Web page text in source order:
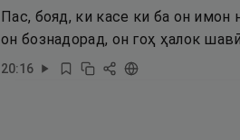
Пас, бояд, ки касе ки ба он
он бознадорад, он гоҳ ҳалок
20:16